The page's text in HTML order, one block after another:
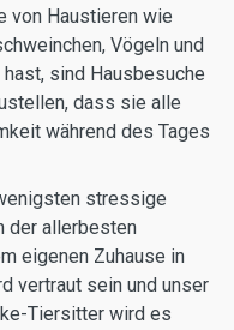
von Haustieren wie
Vögeln und
sind Hausbesuche
dass sie alle
während des Tages
stressige
der allerbesten
eigenen Zuhause in
vertraut sein und unser
Tiersitter wird es